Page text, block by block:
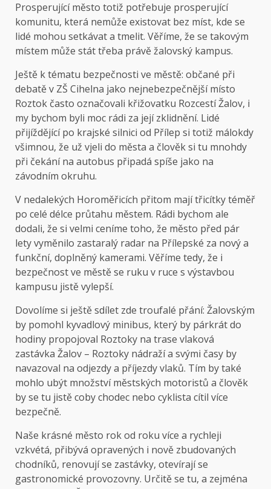
Prosperující město totiž potřebuje prosperující
komunitu, která nemůže existovat bez míst, kde se
lidé mohou setkávat a tmelit. Věříme, že se takovým
místem může stát třeba právě žalovský kampus.
Ještě k tématu bezpečnosti ve městě: občané při
debatě v ZŠ Cihelna jako nejnebezpečnější místo
Roztok často označovali křižovatku Rozcestí Žalov, i
my bychom byli moc rádi za její zklidnění. Lidé
přijíždějící po krajské silnici od Přílep si totiž málokdy
všimnou, že už vjeli do města a člověk si tu mnohdy
při čekání na autobus připadá spíše jako na
závodním okruhu.
V nedalekých Horoměřicích přitom mají třicítky téměř
po celé délce průtahu městem. Rádi bychom ale
dodali, že si velmi ceníme toho, že město před pár
lety vyměnilo zastaralý radar na Přílepské za nový a
funkční, doplněný kamerami. Věříme tedy, že i
bezpečnost ve městě se ruku v ruce s výstavbou
kampusu jistě vylepší.
Dovolíme si ještě sdílet zde troufalé přání: Žalovským
by pomohl kyvadlový minibus, který by párkrát do
hodiny propojoval Roztoky na trase vlaková
zastávka Žalov – Roztoky nádraží a svými časy by
navazoval na odjezdy a příjezdy vlaků. Tím by také
mohlo ubýt množství městských motoristů a člověk
by se tu jistě coby chodec nebo cyklista cítil více
bezpečně.
Naše krásné město rok od roku více a rychleji
vzkvétá, přibývá opravených i nově zbudovaných
chodníků, renovují se zastávky, otevírají se
gastronomické provozovny. Určitě se tu, a zejména